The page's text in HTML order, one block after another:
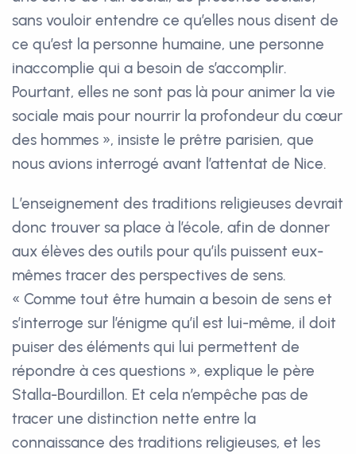
sans vouloir entendre ce qu’elles nous disent de
ce qu’est la personne humaine, une personne
inaccomplie qui a besoin de s’accomplir.
Pourtant, elles ne sont pas là pour animer la vie
sociale mais pour nourrir la profondeur du cœur
des hommes », insiste le prêtre parisien, que
nous avions interrogé avant l’attentat de Nice.
L’enseignement des traditions religieuses devrait
donc trouver sa place à l’école, afin de donner
aux élèves des outils pour qu’ils puissent eux-
mêmes tracer des perspectives de sens.
« Comme tout être humain a besoin de sens et
s’interroge sur l’énigme qu’il est lui-même, il doit
puiser des éléments qui lui permettent de
répondre à ces questions », explique le père
Stalla-Bourdillon. Et cela n’empêche pas de
tracer une distinction nette entre la
connaissance des traditions religieuses, et les